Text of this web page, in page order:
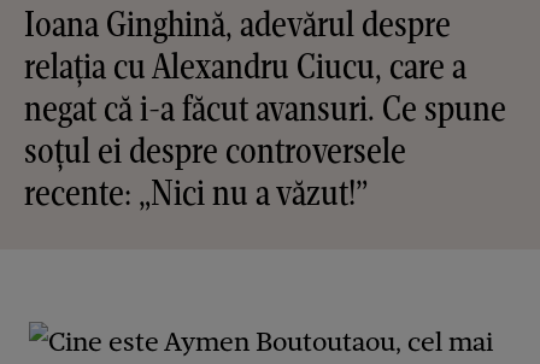
Ioana Ginghină, adevărul despre
relația cu Alexandru Ciucu, care a
negat că i-a făcut avansuri. Ce spune
soțul ei despre controversele
recente: „Nici nu a văzut!”